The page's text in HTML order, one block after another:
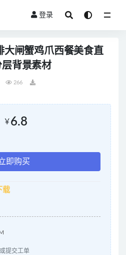
登录
闸蟹鸡爪西餐美食直
背景素材
266
￥ 6.8
即购买
载
提交工单